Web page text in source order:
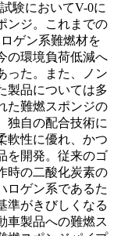
験においてV-0に
ンジ。これまでの
ゲン系難燃材を
の環境負荷低減へ
った。また、ノン
製品については多
た難燃スポンジの
独自の配合技術に
軟性に優れ、かつ
を開発。従来のゴ
時の二酸化炭素の
ロゲン系であるた
準がきびしくなる
車製品への難燃ス